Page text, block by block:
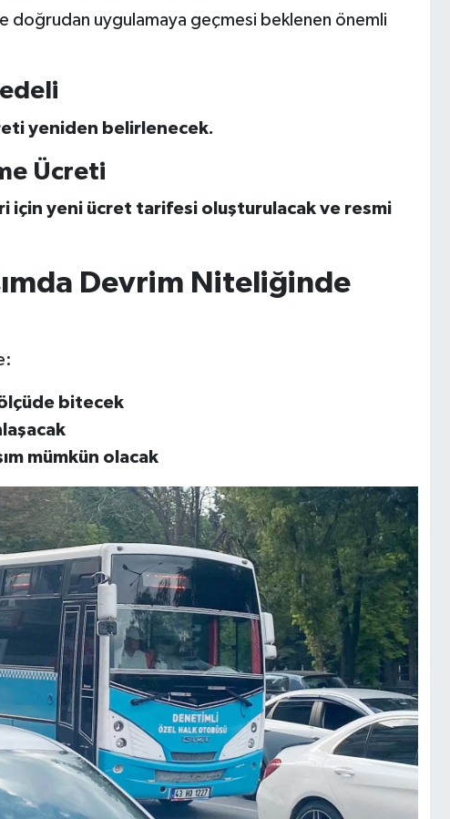
doğrudan uygulamaya geçmesi beklenen önemli
yeniden belirlenecek.
Ücreti
için yeni ücret tarifesi oluşturulacak ve resmi
Devrim Niteliğinde
bitecek
mümkün olacak